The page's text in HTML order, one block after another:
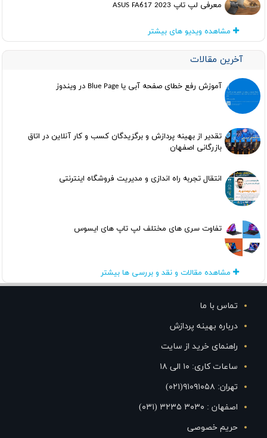
معرفی لپ تاپ ASUS FA617 2023
مشاهده ویدیو های بیشتر
آخرین مقالات
آموزش رفع خطای صفحه آبی یا Blue Page در ویندوز
تقدیر از بهینه پردازش و برگزیدگان کسب و کار آنلاین در اتاق
بازرگانی اصفهان
انتقال تجربه راه اندازی و مدیریت فروشگاه اینترنتی
تفاوت سری های مختلف لپ تاپ های ایسوس
مشاهده مقالات و نقد و بررسی ها بیشتر
تماس با ما
درباره بهینه پردازش
راهنمای خرید از سایت
ساعات کاری: ۱۰ الی ۱۸
تهران: ۹۱۰۹۱۰۵۸(۰۲۱)
اصفهان : ۳۰۳۰ ۳۲۳۵ (۰۳۱)
حریم خصوصی